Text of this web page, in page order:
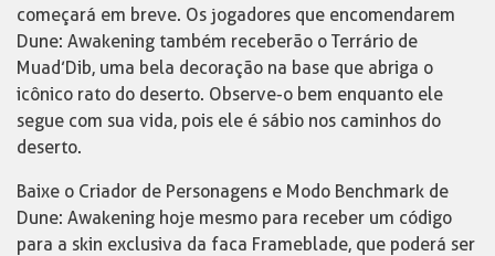
começará em breve. Os jogadores que encomendarem
Dune: Awakening também receberão o Terrário de
Muad’Dib, uma bela decoração na base que abriga o
icônico rato do deserto. Observe-o bem enquanto ele
segue com sua vida, pois ele é sábio nos caminhos do
deserto.
Baixe o Criador de Personagens e Modo Benchmark de
Dune: Awakening hoje mesmo para receber um código
para a skin exclusiva da faca Frameblade, que poderá ser